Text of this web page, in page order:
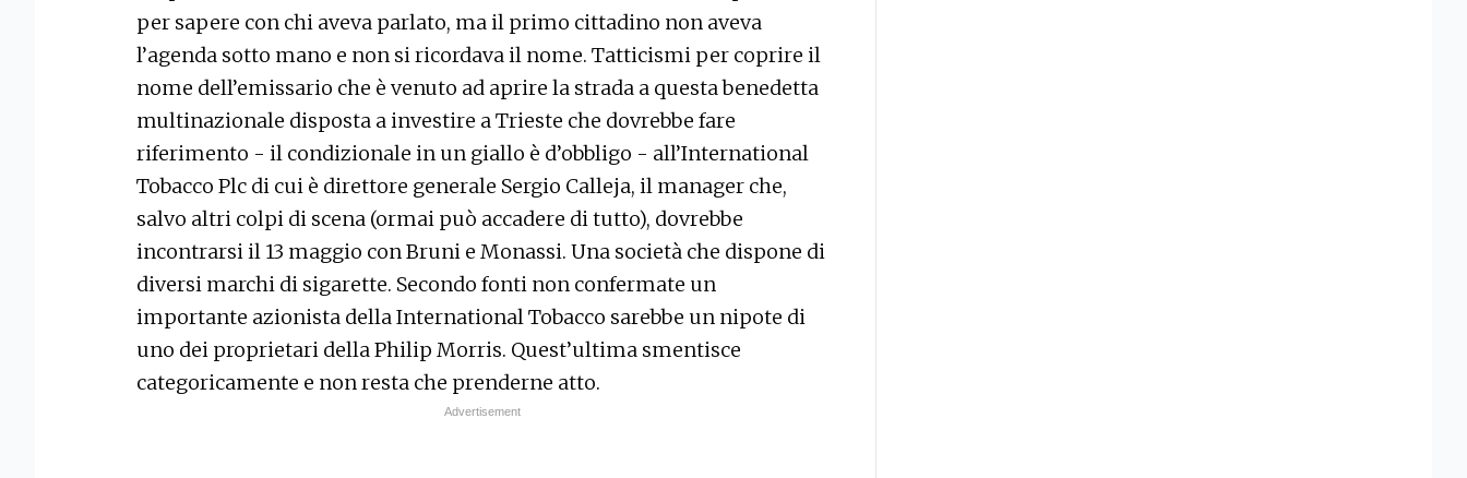
per sapere con chi aveva parlato, ma il primo cittadino non aveva
l’agenda sotto mano e non si ricordava il nome. Tatticismi per coprire il
nome dell’emissario che è venuto ad aprire la strada a questa benedetta
multinazionale disposta a investire a Trieste che dovrebbe fare
riferimento - il condizionale in un giallo è d’obbligo - all’International
Tobacco Plc di cui è direttore generale Sergio Calleja, il manager che,
salvo altri colpi di scena (ormai può accadere di tutto), dovrebbe
incontrarsi il 13 maggio con Bruni e Monassi. Una società che dispone di
diversi marchi di sigarette. Secondo fonti non confermate un
importante azionista della International Tobacco sarebbe un nipote di
uno dei proprietari della Philip Morris. Quest’ultima smentisce
categoricamente e non resta che prenderne atto.